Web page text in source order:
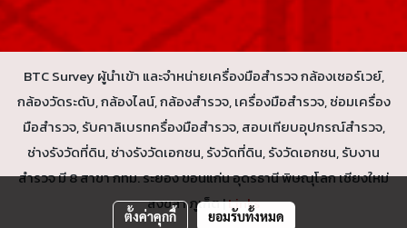
BTC Survey ผู้นำเข้า และจำหน่ายเครื่องมือสำรวจ กล้องเซอร์เวย์,
กล้องวัดระดับ, กล้องไลน์, กล้องสำรวจ, เครื่องมือสำรวจ, ซ่อมเครื่อง
มือสำรวจ, รับคาลิเบรทครื่องมือสำรวจ, สอบเทียบอุปกรณ์สำรวจ,
ช่างรังวัดที่ดิน, ช่างรังวัดเอกชน, รังวัดที่ดิน, รังวัดเอกชน, รับงาน
สำรวจ มี 8 สาขา กทม. ระยอง ขอนแก่น อุดรธานี พิษณุโลก เชียงใหม่
สงขลา ภูเก็ต |Links
ตั้งค่าคุกกี้ ยอมรับทั้งหมด